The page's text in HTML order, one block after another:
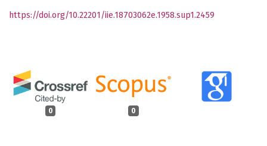
0 0
https://doi.org/10.22201/iie.18703062e.1958.sup1.2459